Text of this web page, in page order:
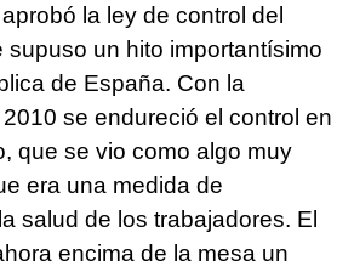
la ley de control del
supuso un hito importantísimo
de España. Con la
se endureció el control en
que se vio como algo muy
era una medida de
salud de los trabajadores. El
encima de la mesa un